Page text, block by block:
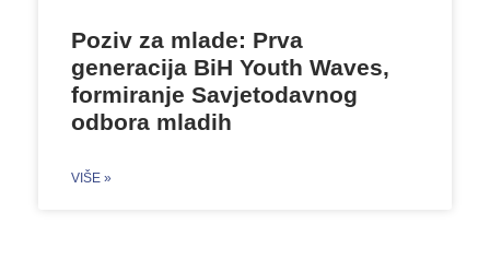
Poziv za mlade: Prva
generacija BiH Youth Waves,
formiranje Savjetodavnog
odbora mladih
VIŠE »